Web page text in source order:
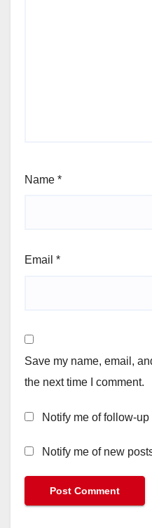
Name *
Email *
Save my name, email,
the next time I comment.
Notify me of follow-
Notify me of new